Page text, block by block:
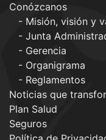
Conózcanos
Misión, visión y
Junta
Gerencia
Organigrama
Reglamentos
Noticias que
Plan Salud
Seguros